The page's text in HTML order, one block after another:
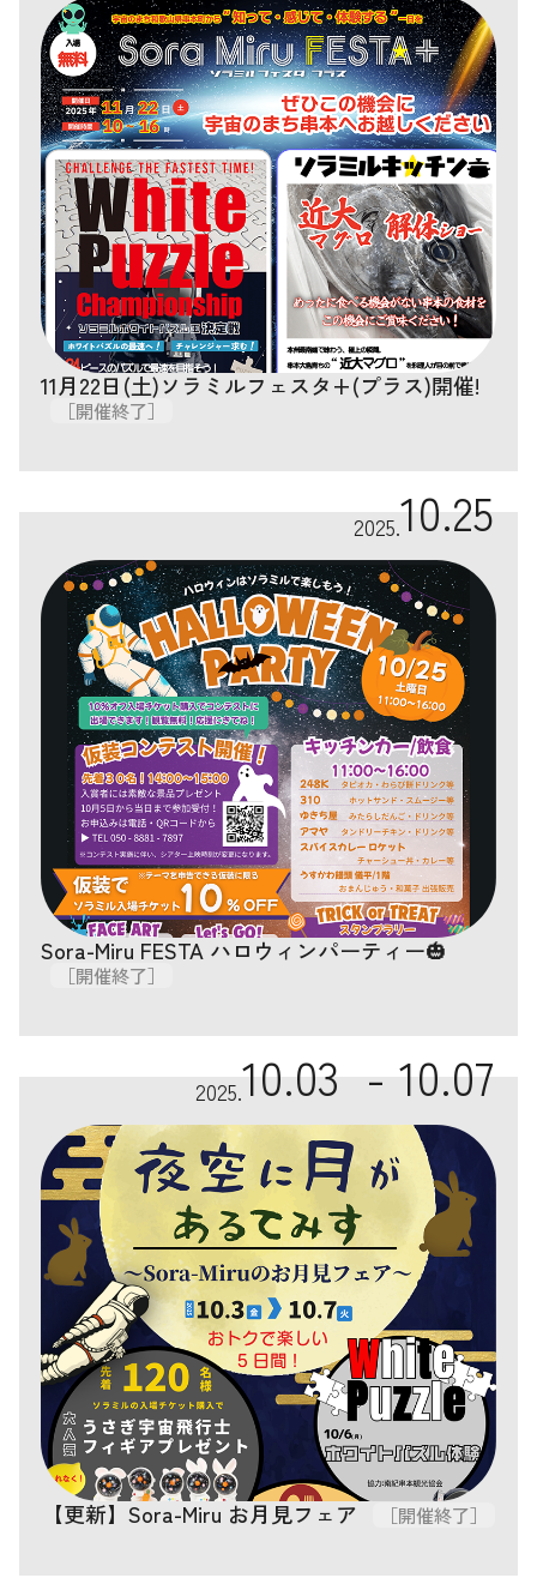
11月22日(土)ソラミルフェスタ+(プラス)開催!
［開催終了］
2025.10.25
Sora-Miru FESTA ハロウィンパーティー🎃
［開催終了］
2025.10.03 - 10.07
【更新】Sora-Miru お月見フェア ［開催終了］